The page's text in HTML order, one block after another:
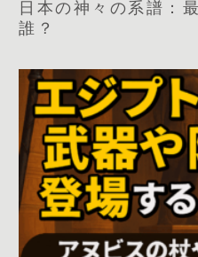
日本の神々の系譜：
誰？